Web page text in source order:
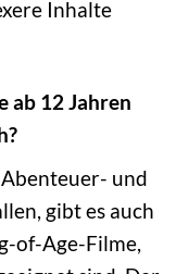
Inhalte
ab 12 Jahren
und
gibt es auch
of-Age-Filme,